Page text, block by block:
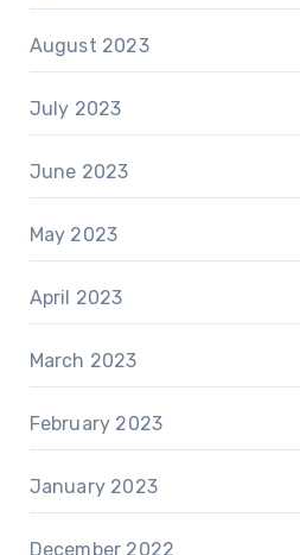
August 2023
July 2023
June 2023
May 2023
April 2023
March 2023
February 2023
January 2023
December 2022